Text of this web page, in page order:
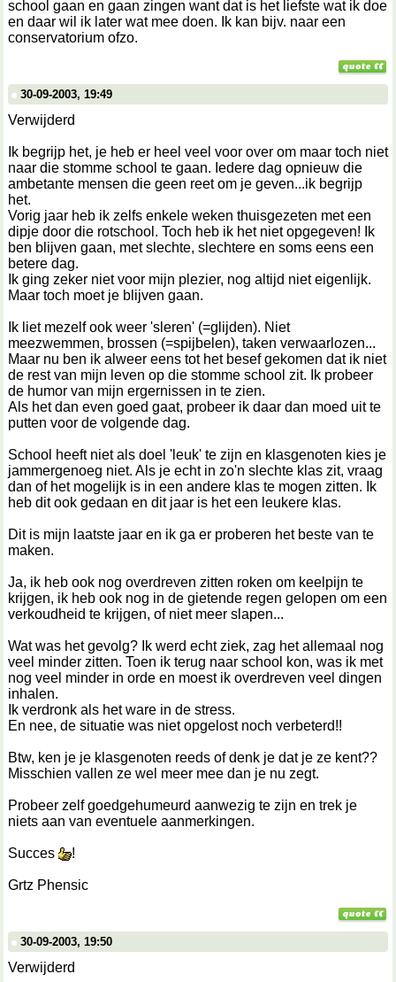
school gaan en gaan zingen want dat is het liefste wat ik doe
en daar wil ik later wat mee doen. Ik kan bijv. naar een
conservatorium ofzo.
30-09-2003, 19:49
Verwijderd
Ik begrijp het, je heb er heel veel voor over om maar toch niet
naar die stomme school te gaan. Iedere dag opnieuw die
ambetante mensen die geen reet om je geven...ik begrijp
het.
Vorig jaar heb ik zelfs enkele weken thuisgezeten met een
dipje door die rotschool. Toch heb ik het niet opgegeven! Ik
ben blijven gaan, met slechte, slechtere en soms eens een
betere dag.
Ik ging zeker niet voor mijn plezier, nog altijd niet eigenlijk.
Maar toch moet je blijven gaan.
Ik liet mezelf ook weer 'sleren' (=glijden). Niet
meezwemmen, brossen (=spijbelen), taken verwaarlozen...
Maar nu ben ik alweer eens tot het besef gekomen dat ik niet
de rest van mijn leven op die stomme school zit. Ik probeer
de humor van mijn ergernissen in te zien.
Als het dan even goed gaat, probeer ik daar dan moed uit te
putten voor de volgende dag.
School heeft niet als doel 'leuk' te zijn en klasgenoten kies je
jammergenoeg niet. Als je echt in zo'n slechte klas zit, vraag
dan of het mogelijk is in een andere klas te mogen zitten. Ik
heb dit ook gedaan en dit jaar is het een leukere klas.
Dit is mijn laatste jaar en ik ga er proberen het beste van te
maken.
Ja, ik heb ook nog overdreven zitten roken om keelpijn te
krijgen, ik heb ook nog in de gietende regen gelopen om een
verkoudheid te krijgen, of niet meer slapen...
Wat was het gevolg? Ik werd echt ziek, zag het allemaal nog
veel minder zitten. Toen ik terug naar school kon, was ik met
nog veel minder in orde en moest ik overdreven veel dingen
inhalen.
Ik verdronk als het ware in de stress.
En nee, de situatie was niet opgelost noch verbeterd!!
Btw, ken je je klasgenoten reeds of denk je dat je ze kent??
Misschien vallen ze wel meer mee dan je nu zegt.
Probeer zelf goedgehumeurd aanwezig te zijn en trek je
niets aan van eventuele aanmerkingen.
Succes !
Grtz Phensic
30-09-2003, 19:50
Verwijderd